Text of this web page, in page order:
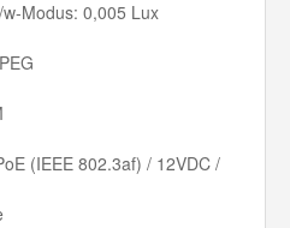
Modus: 0,005 Lux
(IEEE 802.3af) / 12VDC /